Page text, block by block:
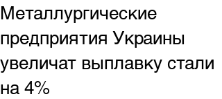
Металлургические
предприятия Украины
увеличат выплавку стали
на 4%